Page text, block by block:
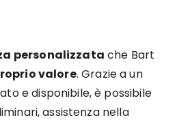
personalizzata che Bart
valore. Grazie a un
e disponibile, è possibile
assistenza nella